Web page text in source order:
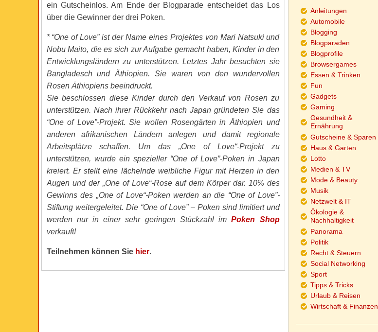
ein Gutscheinlos. Am Ende der Blogparade entscheidet das Los
über die Gewinner der drei Poken.
* “One of Love” ist der Name eines Projektes von Mari Natsuki und
Nobu Maito, die es sich zur Aufgabe gemacht haben, Kinder in den
Entwicklungsländern zu unterstützen. Letztes Jahr besuchten sie
Bangladesch und Äthiopien. Sie waren von den wundervollen
Rosen Äthiopiens beeindruckt.
Sie beschlossen diese Kinder durch den Verkauf von Rosen zu
unterstützen. Nach ihrer Rückkehr nach Japan gründeten Sie das
“One of Love”-Projekt. Sie wollen Rosengärten in Äthiopien und
anderen afrikanischen Ländern anlegen und damit regionale
Arbeitsplätze schaffen. Um das „One of Love“-Projekt zu
unterstützen, wurde ein spezieller “One of Love”-Poken in Japan
kreiert. Er stellt eine lächelnde weibliche Figur mit Herzen in den
Augen und der „One of Love“-Rose auf dem Körper dar. 10% des
Gewinns des „One of Love“-Poken werden an die “One of Love”-
Stiftung weitergeleitet. Die “One of Love” – Poken sind limitiert und
werden nur in einer sehr geringen Stückzahl imPoken Shop
verkauft!
Teilnehmen können Sie hier.
Anleitungen
Automobile
Blogging
Blogparaden
Blogprofile
Browsergames
Essen & Trinken
Fun
Gadgets
Gaming
Gesundheit &
Ernährung
Gutscheine & Sparen
Haus & Garten
Lotto
Medien & TV
Mode & Beauty
Musik
Netzwelt & IT
Ökologie &
Nachhaltigkeit
Panorama
Politik
Recht & Steuern
Social Networking
Sport
Tipps & Tricks
Urlaub & Reisen
Wirtschaft & Finanzen